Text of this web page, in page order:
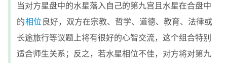
当对方星盘中的水星落入自己的第九宫且水星在合盘中
的相位良好，双方在宗教、哲学、道德、教育、法律或
长途旅行等议题上将有很好的心智交流，这个组合特别
适合师生关系；反之，若水星相位不佳，对方将对第九